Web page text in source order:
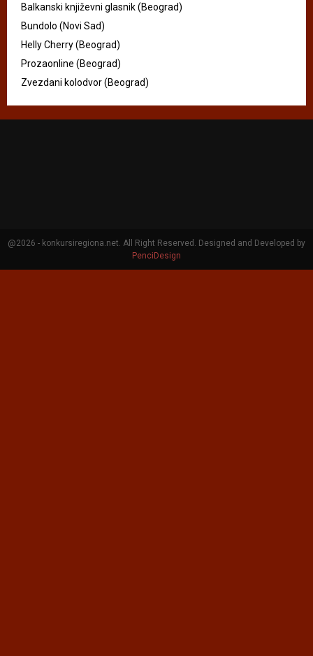
Balkanski književni glasnik (Beograd)
Bundolo (Novi Sad)
Helly Cherry (Beograd)
Prozaonline (Beograd)
Zvezdani kolodvor (Beograd)
@2026 - konkursiregiona.net. All Right Reserved. Designed and Developed by
PenciDesign